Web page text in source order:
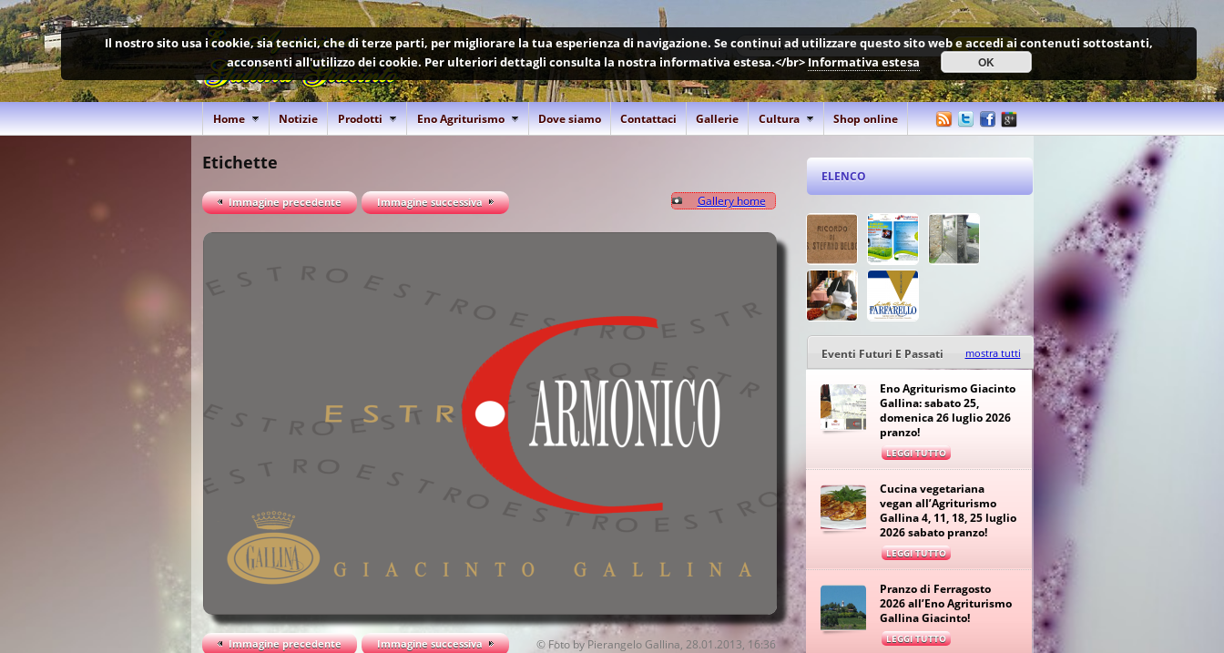
Home Notizie Prodotti Eno Agriturismo Dove siamo Contattaci Gallerie Cultura Shop online
Etichette
Immagine precedente Immagine successiva Gallery home
Immagine precedente Immagine successiva © Foto by Pierangelo Gallina, 28.01.2013, 16:36
ELENCO
Eventi Futuri E Passati mostra tutti
Eno Agriturismo Giacinto
Gallina: sabato 25,
domenica 26 luglio 2026
pranzo!
LEGGI TUTTO
Cucina vegetariana
vegan all’Agriturismo
Gallina 4, 11, 18, 25 luglio
2026 sabato pranzo!
LEGGI TUTTO
Pranzo di Ferragosto
2026 all’Eno Agriturismo
Gallina Giacinto!
LEGGI TUTTO
Il nostro sito usa i cookie, sia tecnici, che di terze parti, per migliorare la tua esperienza di navigazione. Se continui ad utilizzare questo sito web e accedi ai contenuti sottostanti,
acconsenti all'utilizzo dei cookie. Per ulteriori dettagli consulta la nostra informativa estesa.</br>Informativa estesa OK